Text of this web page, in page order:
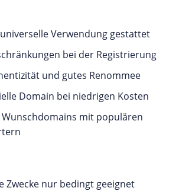
Verwendung gestattet
bei der Registrierung
und gutes Renommee
Domain bei niedrigen Kosten
Wunschdomains mit populären
Zwecke nur bedingt geeignet